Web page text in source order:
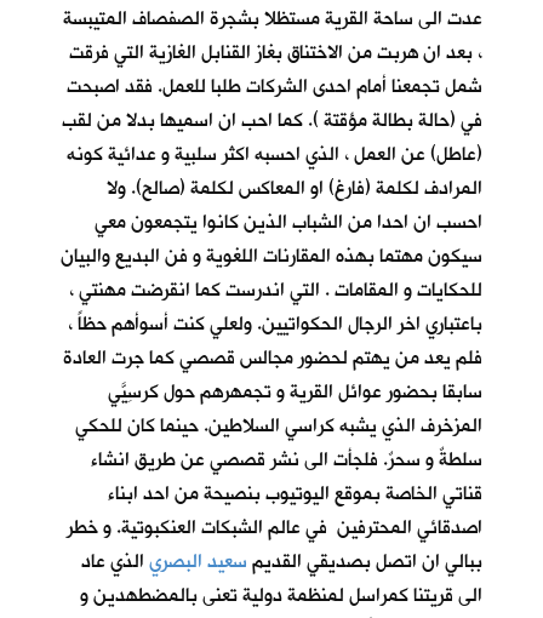
عدت الى ساحة القرية مستظلا بشجرة الصفصاف المتيبسة
، بعد ان هربت من الاختناق بغاز القنابل الغازية التي فرقت
شمل تجمعنا أمام احدى الشركات طلبا للعمل. فقد اصبحت
في (حالة بطالة مؤقتة ). كما احب ان اسميها بدلا من لقب
(عاطل) عن العمل ، الذي احسبه اكثر سلبية و عدائية كونه
المرادف لكلمة (فارغ) او المعاكس لكلمة (صالح). ولا
احسب ان احدا من الشباب الذين كانوا يتجمعون معي
سيكون مهتما بهذه المقارنات اللغوية و فن البديع والبيان
للحكايات و المقامات . التي اندرست كما انقرضت مهنتي ،
باعتباري اخر الرجال الحكواتيين. ولعلي كنت أسوأهم حظاً ،
فلم يعد من يهتم لحضور مجالس قصصي كما جرت العادة
سابقا بحضور عوائل القرية و تجمهرهم حول كرسِيّيَ
المزخرف الذي يشبه كراسي السلاطين. حينما كان للحكي
سلطةٌ و سحرٌ. فلجأت الى نشر قصصي عن طريق انشاء
قناتي الخاصة بموقع اليوتيوب بنصيحة من احد ابناء
اصدقائي المحترفين في عالم الشبكات العنكبوتية. و خطر
ببالي ان اتصل بصديقي القديمسعيد البصريالذي عاد
الى قريتنا كمراسل لمنظمة دولية تعنى بالمضطهدين و